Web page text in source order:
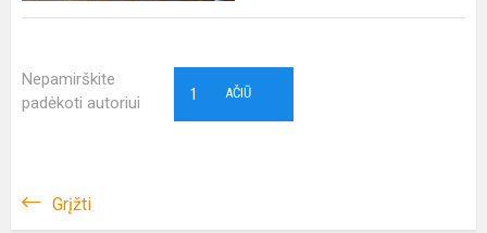
Nepamirškite
padėkoti autoriui
AČIŪ
1
Grįžti